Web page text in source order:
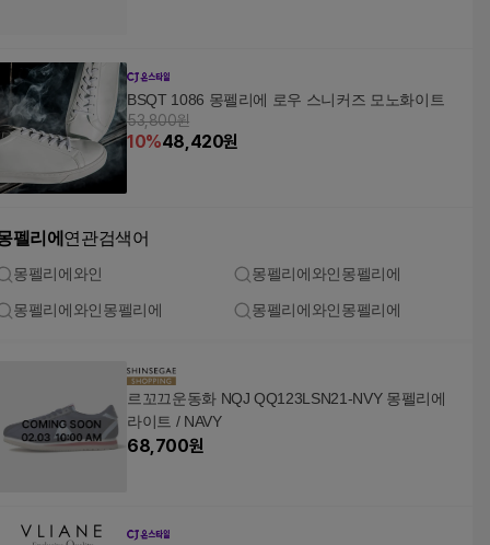
BSQT 1086 몽펠리에 로우 스니커즈 모노화이트
53,800원
10%48,420원
펠리에 연관검색어
몽펠리에와인 몽펠리에와인몽펠리에
몽펠리에와인몽펠리에 몽펠리에와인몽펠리에
르꼬끄운동화 NQJ QQ123LSN21-NVY 몽펠리에
라이트 / NAVY
68,700원